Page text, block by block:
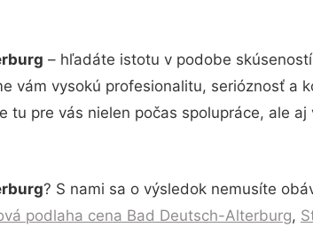
– hľadáte istotu v podobe
vám vysokú profesionalitu, serióznosť
tu pre vás nielen počas spolupráce, ale
? S nami sa o výsledok nemusíte
podlaha cena Bad Deutsch-Alterburg,